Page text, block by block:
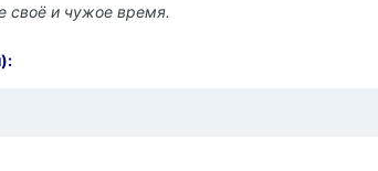
своё и чужое время.